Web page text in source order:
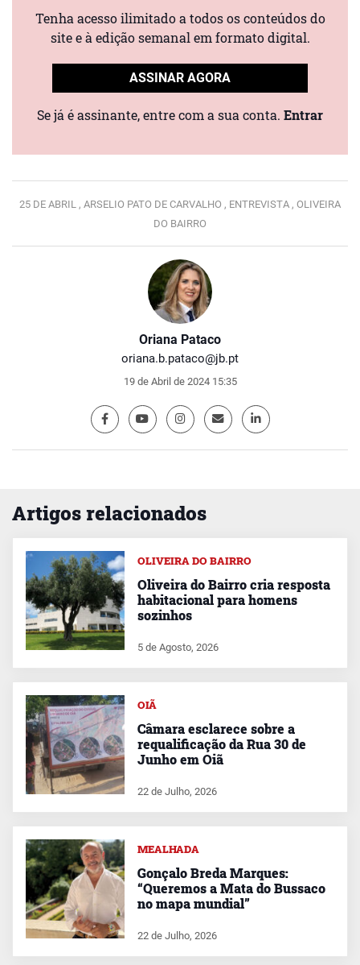
Oriana Pataco
oriana.b.pataco@jb.pt
19 de Abril de 2024 15:35
Tenha acesso ilimitado a todos os conteúdos do
site e à edição semanal em formato digital.
ASSINAR AGORA
Se já é assinante, entre com a sua conta. Entrar
25 DE ABRIL , ARSELIO PATO DE CARVALHO , ENTREVISTA , OLIVEIRA
DO BAIRRO
Artigos relacionados
OLIVEIRA DO BAIRRO
Oliveira do Bairro cria resposta
habitacional para homens
sozinhos
5 de Agosto, 2026
OIÃ
Câmara esclarece sobre a
requalificação da Rua 30 de
Junho em Oiã
22 de Julho, 2026
MEALHADA
Gonçalo Breda Marques:
“Queremos a Mata do Bussaco
no mapa mundial”
22 de Julho, 2026